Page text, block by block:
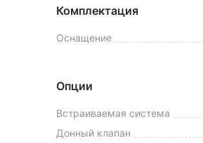
Комплектация
Оснащение
Опции
Встраиваемая система
Донный клапан